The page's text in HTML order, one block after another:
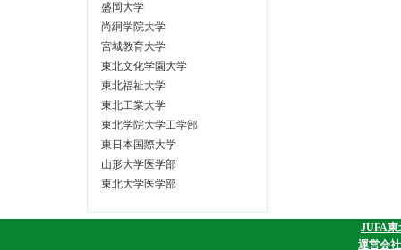
盛岡大学
尚絅学院大学
宮城教育大学
東北文化学園大学
東北福祉大学
東北工業大学
東北学院大学工学部
東日本国際大学
山形大学医学部
東北大学医学部
JUFA東
運営会